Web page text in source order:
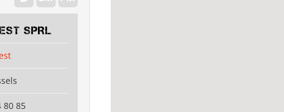
SPRL
80 85